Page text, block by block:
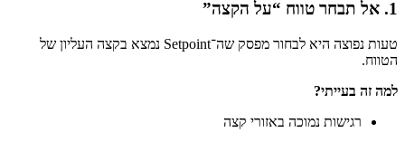
1. אל תבחר טווח “על הקצה”
טעות נפוצה היא לבחור מפסק שה־Setpoint נמצא בקצה העליון של
הטווח.
למה זה בעייתי?
רגישות נמוכה באזורי קצה